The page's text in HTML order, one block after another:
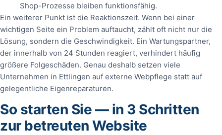
Shop-Prozesse bleiben funktionsfähig.
Ein weiterer Punkt ist die Reaktionszeit. Wenn bei einer
wichtigen Seite ein Problem auftaucht, zählt oft nicht nur die
Lösung, sondern die Geschwindigkeit. Ein Wartungspartner,
der innerhalb von 24 Stunden reagiert, verhindert häufig
größere Folgeschäden. Genau deshalb setzen viele
Unternehmen in Ettlingen auf externe Webpflege statt auf
gelegentliche Eigenreparaturen.
So starten Sie — in 3 Schritten
zur betreuten Website